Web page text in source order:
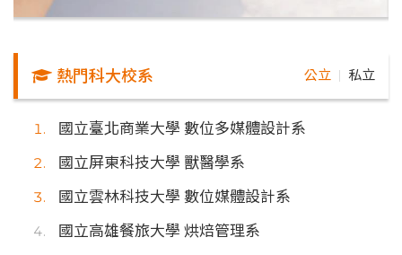
熱門科大校系 公立 私立
國立臺北商業大學 數位多媒體設計系
國立屏東科技大學 獸醫學系
國立雲林科技大學 數位媒體設計系
國立高雄餐旅大學 烘焙管理系